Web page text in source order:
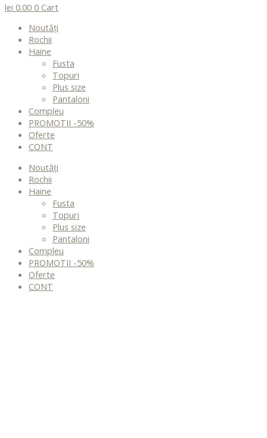
lei 0.00 0 Cart
Noutăți
Rochii
Haine
Fusta
Topuri
Plus size
Pantaloni
Compleu
PROMOTII -50%
Oferte
CONT
Noutăți
Rochii
Haine
Fusta
Topuri
Plus size
Pantaloni
Compleu
PROMOTII -50%
Oferte
CONT